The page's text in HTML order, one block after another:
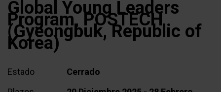
Global Young Leaders
Program, POSTECH
(Gyeongbuk, Republic of
Korea)
Estado
Cerrado